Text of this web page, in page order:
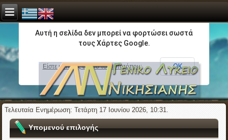
Τελευταία Ενημέρωση: Τετάρτη 17 Ιουνίου 2026, 10:31.
Υπομενού επιλογής
Αυτή η σελίδα δεν μπορεί να φορτώσει σωστά
τους Χάρτες Google.
Είστε κάτοχος αυτού του ιστοτόπου; ΟΚ